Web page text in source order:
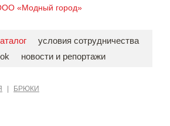
«Модный город»
условия сотрудничества
новости и репортажи
БРЮКИ